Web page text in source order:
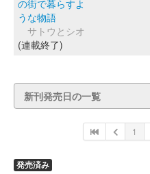
の街で暮らすよ
うな物語
サトウとシオ
(連載終了)
新刊発売日の一覧
1
発売済み